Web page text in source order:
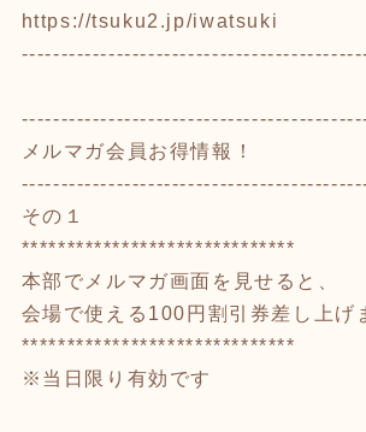
https://tsuku2.jp/iwatsuki
メルマガ会員お得情報！
その１
******************************
本部でメルマガ画面を見せると、
会場で使える100円割引券差し上げ
******************************
※当日限り有効です